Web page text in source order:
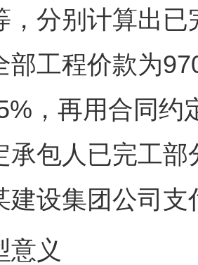
，分别计算出
部工程价款为
，再用合同约
承包人已完工
建设集团公司
义